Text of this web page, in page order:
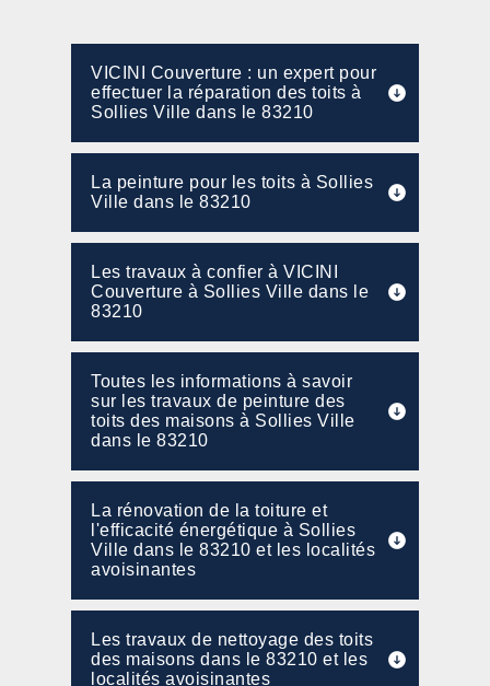
VICINI Couverture : un expert pour
effectuer la réparation des toits à
Sollies Ville dans le 83210
La peinture pour les toits à Sollies
Ville dans le 83210
Les travaux à confier à VICINI
Couverture à Sollies Ville dans le
83210
Toutes les informations à savoir
sur les travaux de peinture des
toits des maisons à Sollies Ville
dans le 83210
La rénovation de la toiture et
l'efficacité énergétique à Sollies
Ville dans le 83210 et les localités
avoisinantes
Les travaux de nettoyage des toits
des maisons dans le 83210 et les
localités avoisinantes